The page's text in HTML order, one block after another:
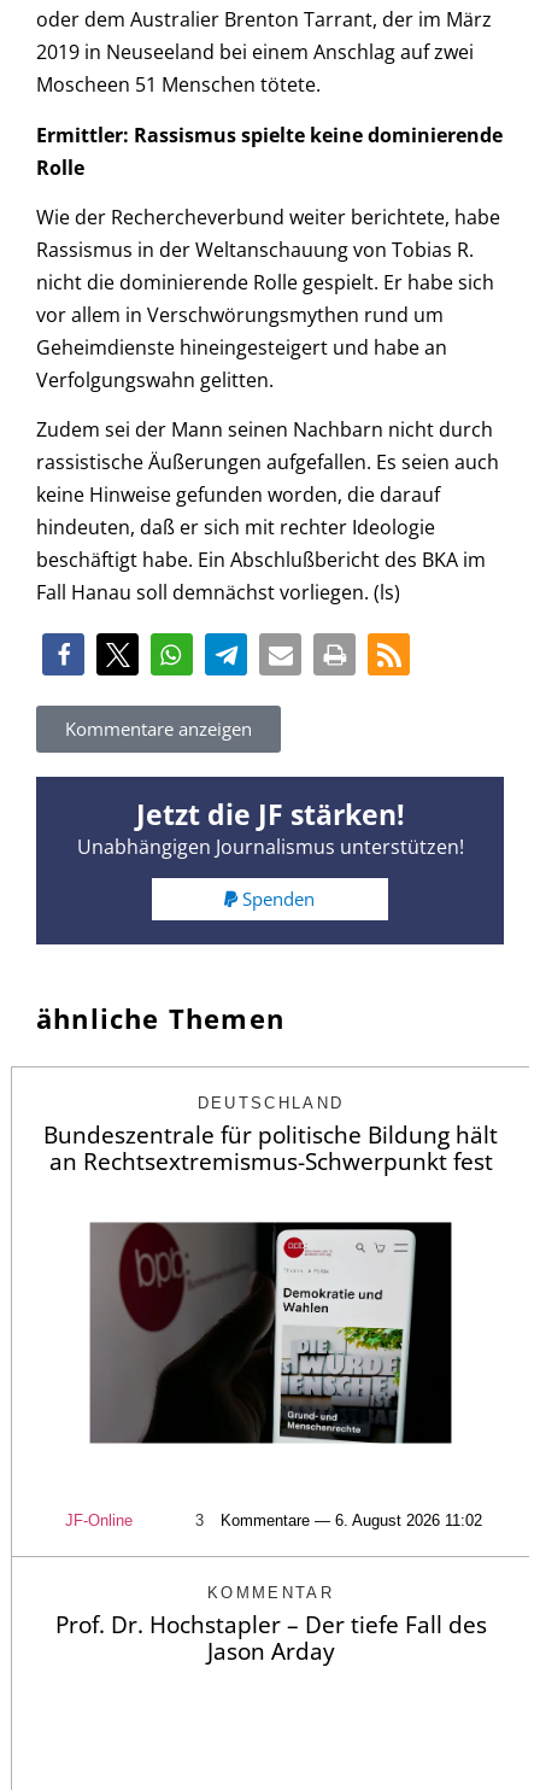
oder dem Australier Brenton Tarrant, der im März
2019 in Neuseeland bei einem Anschlag auf zwei
Moscheen 51 Menschen tötete.
Ermittler: Rassismus spielte keine dominierende
Rolle
Wie der Rechercheverbund weiter berichtete, habe
Rassismus in der Weltanschauung von Tobias R.
nicht die dominierende Rolle gespielt. Er habe sich
vor allem in Verschwörungsmythen rund um
Geheimdienste hineingesteigert und habe an
Verfolgungswahn gelitten.
Zudem sei der Mann seinen Nachbarn nicht durch
rassistische Äußerungen aufgefallen. Es seien auch
keine Hinweise gefunden worden, die darauf
hindeuten, daß er sich mit rechter Ideologie
beschäftigt habe. Ein Abschlußbericht des BKA im
Fall Hanau soll demnächst vorliegen. (ls)
Kommentare anzeigen
Jetzt die JF stärken!
Unabhängigen Journalismus unterstützen!
Spenden
ähnliche Themen
DEUTSCHLAND
Bundeszentrale für politische Bildung hält
an Rechtsextremismus-Schwerpunkt fest
JF-Online 3 Kommentare — 6. August 2026 11:02
KOMMENTAR
Prof. Dr. Hochstapler – Der tiefe Fall des
Jason Arday